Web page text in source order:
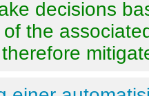
decisions
the